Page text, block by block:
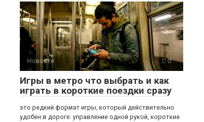
Новости 0
Игры в метро что выбрать и как
играть в короткие поездки сразу
это редкий формат игры, который действительно
удобен в дороге: управление одной рукой, короткие